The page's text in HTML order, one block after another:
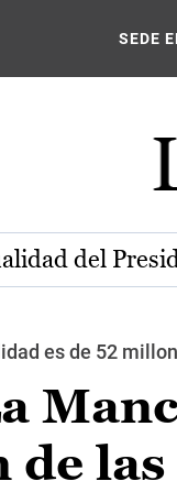
SEDE
del
es de 52
de